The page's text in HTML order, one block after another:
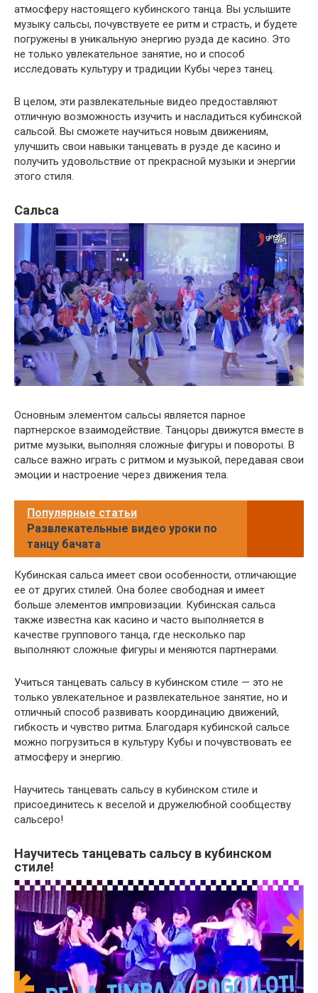
атмосферу настоящего кубинского танца. Вы услышите
музыку сальсы, почувствуете ее ритм и страсть, и будете
погружены в уникальную энергию руэда де касино. Это
не только увлекательное занятие, но и способ
исследовать культуру и традиции Кубы через танец.
В целом, эти развлекательные видео предоставляют
отличную возможность изучить и насладиться кубинской
сальсой. Вы сможете научиться новым движениям,
улучшить свои навыки танцевать в руэде де касино и
получить удовольствие от прекрасной музыки и энергии
этого стиля.
Сальса
Основным элементом сальсы является парное
партнерское взаимодействие. Танцоры движутся вместе в
ритме музыки, выполняя сложные фигуры и повороты. В
сальсе важно играть с ритмом и музыкой, передавая свои
эмоции и настроение через движения тела.
Популярные статьи
Развлекательные видео уроки по
танцу бачата
Кубинская сальса имеет свои особенности, отличающие
ее от других стилей. Она более свободная и имеет
больше элементов импровизации. Кубинская сальса
также известна как касино и часто выполняется в
качестве группового танца, где несколько пар
выполняют сложные фигуры и меняются партнерами.
Учиться танцевать сальсу в кубинском стиле — это не
только увлекательное и развлекательное занятие, но и
отличный способ развивать координацию движений,
гибкость и чувство ритма. Благодаря кубинской сальсе
можно погрузиться в культуру Кубы и почувствовать ее
атмосферу и энергию.
Научитесь танцевать сальсу в кубинском стиле и
присоединитесь к веселой и дружелюбной сообществу
сальсеро!
Научитесь танцевать сальсу в кубинском
стиле!